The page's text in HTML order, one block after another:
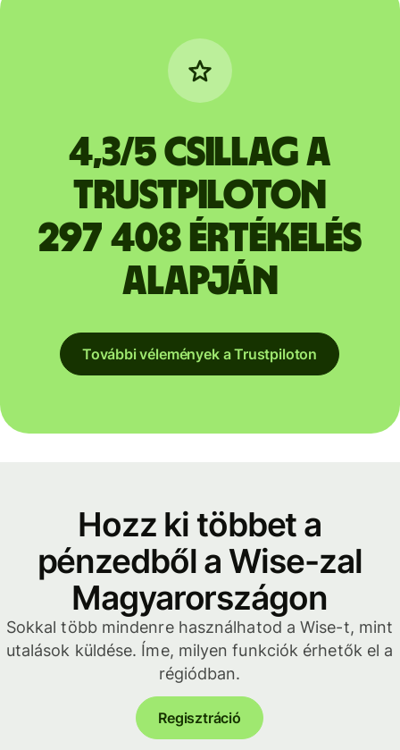
4,3/5 csillag a
Trustpiloton
297 408 értékelés
alapján
További vélemények a Trustpiloton
Hozz ki többet a
pénzedből a Wise-zal
Magyarországon
Sokkal több mindenre használhatod a Wise-t, mint
utalások küldése. Íme, milyen funkciók érhetők el a
régiódban.
Regisztráció